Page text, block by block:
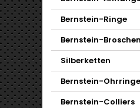
Bernstein-Ringe
Bernstein-Broschen
Silberketten
Bernstein-Ohrringe
Bernstein-Colliers